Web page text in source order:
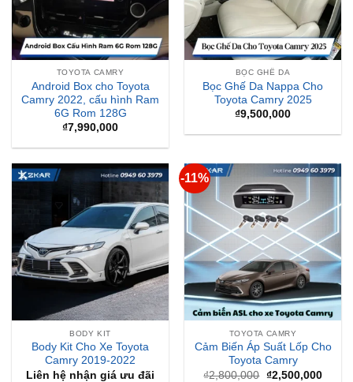
TOYOTA CAMRY
Android Box cho Toyota
Camry 2022, cấu hình Ram
6G Rom 128G
₫7,990,000
BỌC GHẾ DA
Bọc Ghế Da Nappa Cho
Toyota Camry 2025
₫9,500,000
BODY KIT
Body Kit Cho Xe Toyota
Camry 2019-2022
Liên hệ nhận giá ưu đãi
-11%
TOYOTA CAMRY
Cảm Biến Áp Suất Lốp Cho
Toyota Camry
₫2,800,000 Giá
₫2,500,000Giá